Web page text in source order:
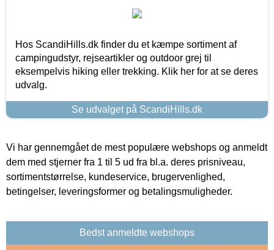
Hos ScandiHills.dk finder du et kæmpe sortiment af
campingudstyr, rejseartikler og outdoor grej til
eksempelvis hiking eller trekking. Klik her for at se deres
udvalg.
Se udvalget på ScandiHills.dk
Vi har gennemgået de mest populære webshops og anmeldt
dem med stjerner fra 1 til 5 ud fra bl.a. deres prisniveau,
sortimentstørrelse, kundeservice, brugervenlighed,
betingelser, leveringsformer og betalingsmuligheder.
Bedst anmeldte webshops